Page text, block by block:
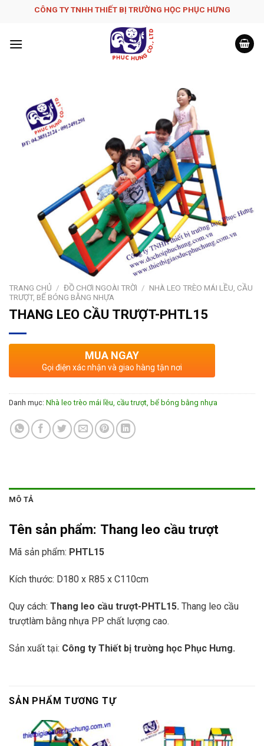
CÔNG TY TNHH THIẾT BỊ TRƯỜNG HỌC PHỤC H­ƯNG
TRANG CHỦ / ĐỒ CHƠI NGOÀI TRỜI / NHÀ LEO TRÈO MÁI LỀU, CẦU
TRƯỢT, BỂ BÓNG BẰNG NHỰA
THANG LEO CẦU TRƯỢT-PHTL15
MUA NGAY
Gọi điện xác nhận và giao hàng tận nơi
Danh mục: Nhà leo trèo mái lều, cầu trượt, bể bóng bằng nhựa
MÔ TẢ
Tên sản phẩm: Thang leo cầu trượt
Mã sản phẩm: PHTL15
Kích thước: D180 x R85 x C110cm
Quy cách: Thang leo cầu trượt-PHTL15. Thang leo cầu
trượtlàm bằng nhựa PP chất lượng cao.
Sản xuất tại: Công ty Thiết bị trường học Phục Hưng.
SẢN PHẨM TƯƠNG TỰ